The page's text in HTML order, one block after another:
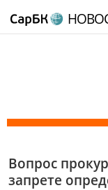
Вопрос
запрете